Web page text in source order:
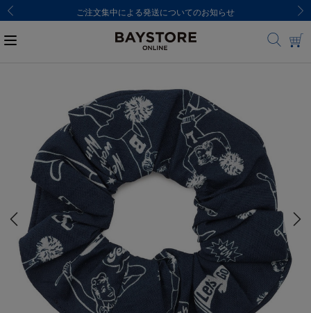
ご注文集中による発送についてのお知らせ